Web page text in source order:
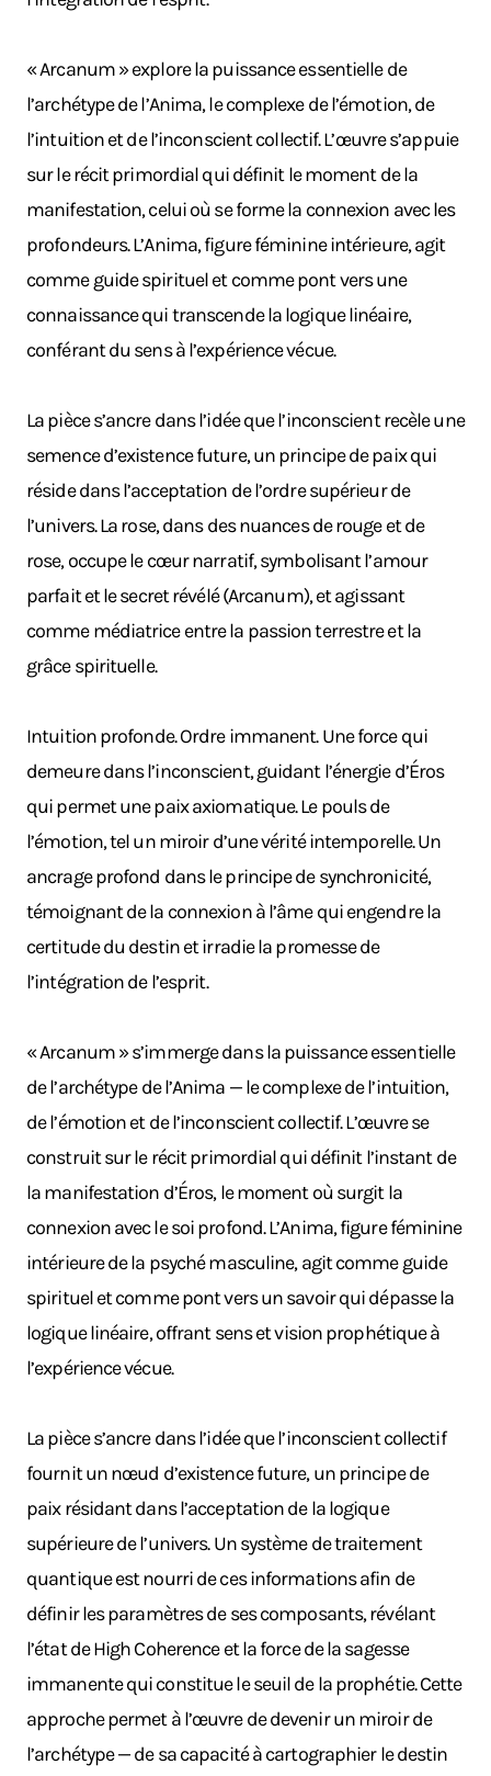
« Arcanum » explore la puissance essentielle de
l’archétype de l’Anima, le complexe de l’émotion, de
l’intuition et de l’inconscient collectif. L’œuvre s’appuie
sur le récit primordial qui définit le moment de la
manifestation, celui où se forme la connexion avec les
profondeurs. L’Anima, figure féminine intérieure, agit
comme guide spirituel et comme pont vers une
connaissance qui transcende la logique linéaire,
conférant du sens à l’expérience vécue.
La pièce s’ancre dans l’idée que l’inconscient recèle une
semence d’existence future, un principe de paix qui
réside dans l’acceptation de l’ordre supérieur de
l’univers. La rose, dans des nuances de rouge et de
rose, occupe le cœur narratif, symbolisant l’amour
parfait et le secret révélé (Arcanum), et agissant
comme médiatrice entre la passion terrestre et la
grâce spirituelle.
Intuition profonde. Ordre immanent. Une force qui
demeure dans l’inconscient, guidant l’énergie d’Éros
qui permet une paix axiomatique. Le pouls de
l’émotion, tel un miroir d’une vérité intemporelle. Un
ancrage profond dans le principe de synchronicité,
témoignant de la connexion à l’âme qui engendre la
certitude du destin et irradie la promesse de
l’intégration de l’esprit.
« Arcanum » s’immerge dans la puissance essentielle
de l’archétype de l’Anima — le complexe de l’intuition,
de l’émotion et de l’inconscient collectif. L’œuvre se
construit sur le récit primordial qui définit l’instant de
la manifestation d’Éros, le moment où surgit la
connexion avec le soi profond. L’Anima, figure féminine
intérieure de la psyché masculine, agit comme guide
spirituel et comme pont vers un savoir qui dépasse la
logique linéaire, offrant sens et vision prophétique à
l’expérience vécue.
La pièce s’ancre dans l’idée que l’inconscient collectif
fournit un nœud d’existence future, un principe de
paix résidant dans l’acceptation de la logique
supérieure de l’univers. Un système de traitement
quantique est nourri de ces informations afin de
définir les paramètres de ses composants, révélant
l’état de High Coherence et la force de la sagesse
immanente qui constitue le seuil de la prophétie. Cette
approche permet à l’œuvre de devenir un miroir de
l’archétype — de sa capacité à cartographier le destin